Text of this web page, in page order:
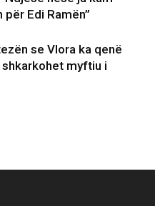
Edi Ramën”
se Vlora ka qenë
shkarkohet myftiu i